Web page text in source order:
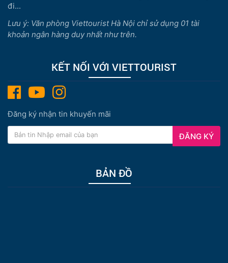
đi...
Lưu ý: Văn phòng Viettourist Hà Nội chỉ sử dụng 01 tài
khoản ngân hàng duy nhất như trên.
KẾT NỐI VỚI VIETTOURIST
Đăng ký nhận tin khuyến mãi
ĐĂNG KÝ
BẢN ĐỒ